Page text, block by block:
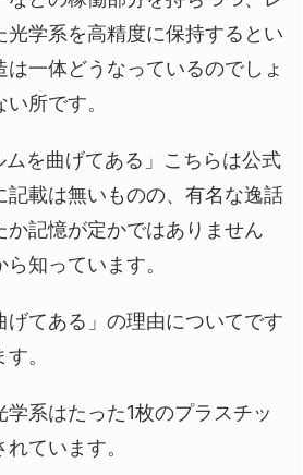
光学系を高精度に保持するとい
は一体どうなっているのでしょ
所です。
を曲げてある」こちらは公式
記載は無いものの、有名な逸話
か記憶が定かではありません
知っています。
げてある」の理由についてです
。
学系はたった1枚のプラスチッ
ています。